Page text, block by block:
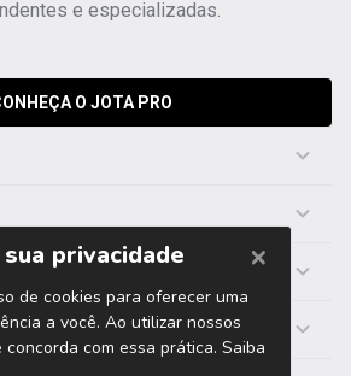
e especializadas.
O JOTA PRO